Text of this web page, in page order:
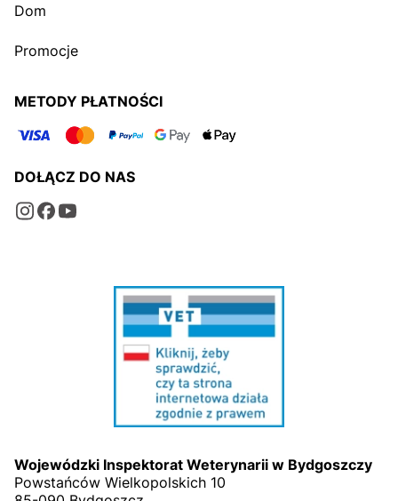
Dom
Promocje
METODY PŁATNOŚCI
DOŁĄCZ DO NAS
Wojewódzki Inspektorat Weterynarii w Bydgoszczy
Powstańców Wielkopolskich 10